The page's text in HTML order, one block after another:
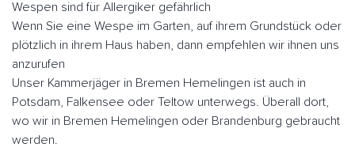
Wespen sind für Allergiker gefährlich
Wenn Sie eine Wespe im Garten, auf ihrem Grundstück oder
plötzlich in ihrem Haus haben, dann empfehlen wir ihnen uns
anzurufen
Unser Kammerjäger in Bremen Hemelingen ist auch in
Potsdam, Falkensee oder Teltow unterwegs. Überall dort,
wo wir in Bremen Hemelingen oder Brandenburg gebraucht
werden.